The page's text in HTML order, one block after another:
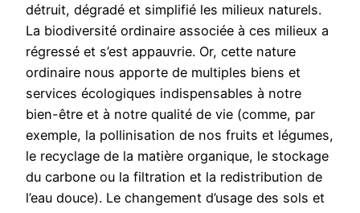
détruit, dégradé et simplifié les milieux naturels.
La biodiversité ordinaire associée à ces milieux a
régressé et s’est appauvrie. Or, cette nature
ordinaire nous apporte de multiples biens et
services écologiques indispensables à notre
bien-être et à notre qualité de vie (comme, par
exemple, la pollinisation de nos fruits et légumes,
le recyclage de la matière organique, le stockage
du carbone ou la filtration et la redistribution de
l’eau douce). Le changement d’usage des sols et